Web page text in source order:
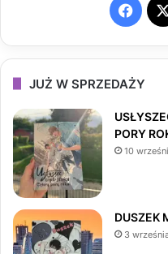
F
a
b
k
JUŻ W SPRZEDAŻY
PORY
10
DUSZEK
3